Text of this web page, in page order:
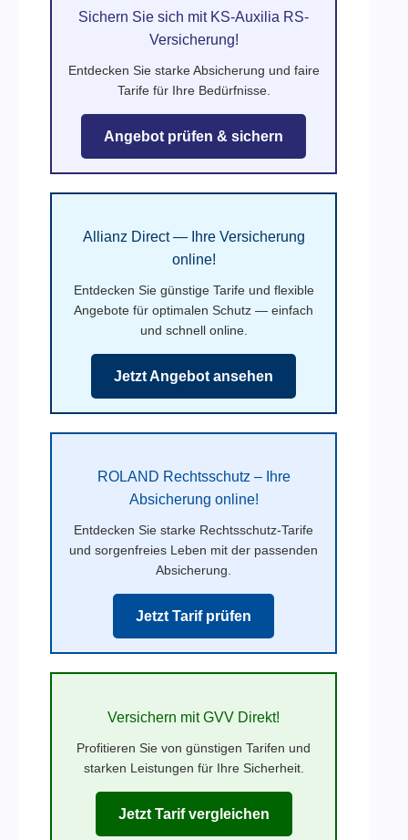
Sichern Sie sich mit KS-Auxilia RS-
Versicherung!
Entdecken Sie starke Absicherung und faire
Tarife für Ihre Bedürfnisse.
Angebot prüfen & sichern
Allianz Direct — Ihre Versicherung
online!
Entdecken Sie günstige Tarife und flexible
Angebote für optimalen Schutz — einfach
und schnell online.
Jetzt Angebot ansehen
ROLAND Rechtsschutz – Ihre
Absicherung online!
Entdecken Sie starke Rechtsschutz-Tarife
und sorgenfreies Leben mit der passenden
Absicherung.
Jetzt Tarif prüfen
Versichern mit GVV Direkt!
Profitieren Sie von günstigen Tarifen und
starken Leistungen für Ihre Sicherheit.
Jetzt Tarif vergleichen